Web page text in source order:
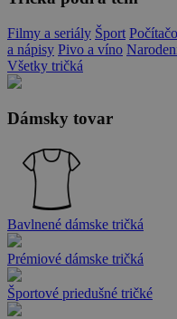
Filmy a seriály Šport
a nápisy Pivo a víno
Všetky tričká
Dámsky tovar
Bavlnené dámske tričká
Prémiové dámske tričká
Športové priedušné tričké